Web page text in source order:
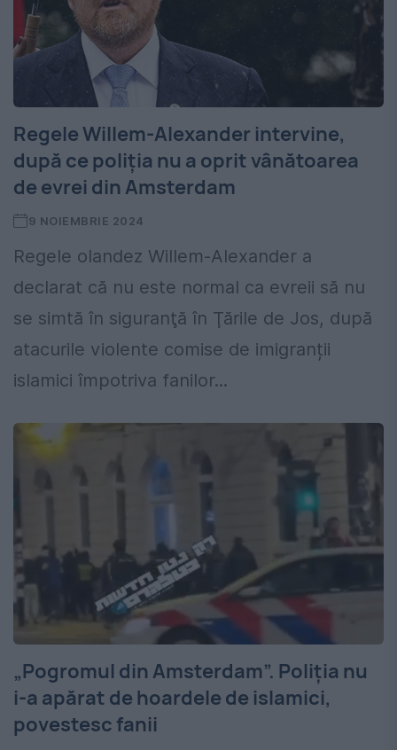
Regele Willem-Alexander intervine,
după ce poliția nu a oprit vânătoarea
de evrei din Amsterdam
9 NOIEMBRIE 2024
Regele olandez Willem-Alexander a
declarat că nu este normal ca evreii să nu
se simtă în siguranţă în Ţările de Jos, după
atacurile violente comise de imigranții
islamici împotriva fanilor...
„Pogromul din Amsterdam”. Poliția nu
i-a apărat de hoardele de islamici,
povestesc fanii